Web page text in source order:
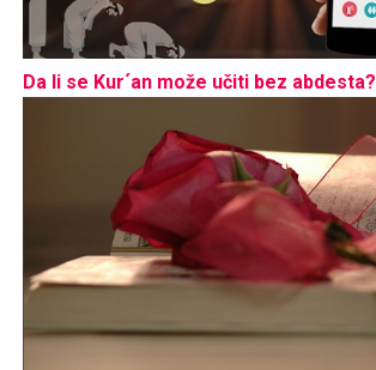
Da li se Kur´an može učiti bez abdesta?